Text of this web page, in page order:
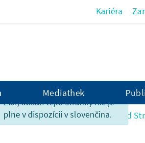
Žiaľ, obsah tejto stránky nie je
plne v dispozícii v slovenčina.
Kariéra
Mediathek
Organisation Personen und